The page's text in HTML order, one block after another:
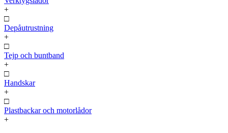
+
□
Depåutrustning
+
□
Tejp och buntband
+
□
Handskar
+
□
Plastbackar och motorlådor
+